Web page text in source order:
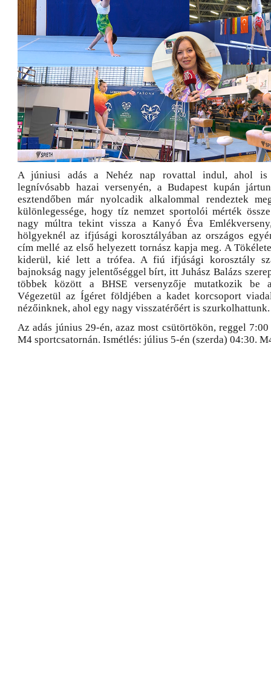
A júniusi adás a Nehéz nap rovattal indul, ahol
legnívósabb hazai versenyén, a Budapest kupán
esztendőben már nyolcadik alkalommal rendeztek
különlegessége, hogy tíz nemzet sportolói mérték
nagy múltra tekint vissza a Kanyó Éva
hölgyeknél az ifjúsági korosztályában az országos
cím mellé az első helyezett tornász kapja meg. A
kiderül, kié lett a trófea. A fiú ifjúsági korosztály
bajnokság nagy jelentőséggel bírt, itt Juhász Balázs
többek között a BHSE versenyzője mutatkozik be
Végezetül az Ígéret földjében a kadet korcsoport
nézőinknek, ahol egy nagy visszatérőért is szurkolhattunk.
Az adás június 29-én, azaz most csütörtökön, reggel
M4 sportcsatornán. Ismétlés: július 5-én (szerda) 04:30.